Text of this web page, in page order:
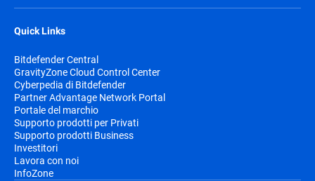
Quick Links
Bitdefender Central
GravityZone Cloud Control Center
Cyberpedia di Bitdefender
Partner Advantage Network Portal
Portale del marchio
Supporto prodotti per Privati
Supporto prodotti Business
Investitori
Lavora con noi
InfoZone